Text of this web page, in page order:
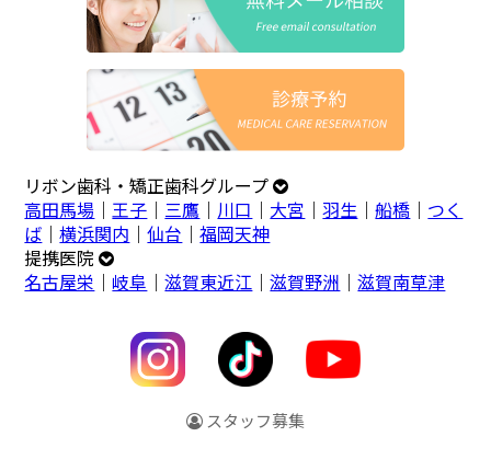
リボン歯科・矯正歯科グループ
高田馬場 ｜王子 ｜ 三鷹 ｜ 川口 ｜ 大宮 ｜羽生 ｜船橋 ｜ つく
ば ｜横浜関内 ｜仙台 ｜福岡天神
提携医院
名古屋栄 ｜岐阜 ｜滋賀東近江 ｜滋賀野洲 ｜滋賀南草津
スタッフ募集